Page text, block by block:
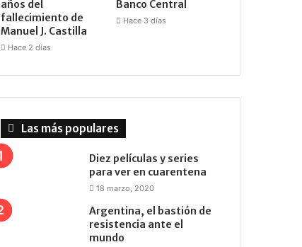
años del
fallecimiento de
Manuel J. Castilla
Hace 2 días
Banco Central
Hace 3 días
Las más populares
Diez películas y series
para ver en cuarentena
18 marzo, 2020
Argentina, el bastión de
resistencia ante el
mundo